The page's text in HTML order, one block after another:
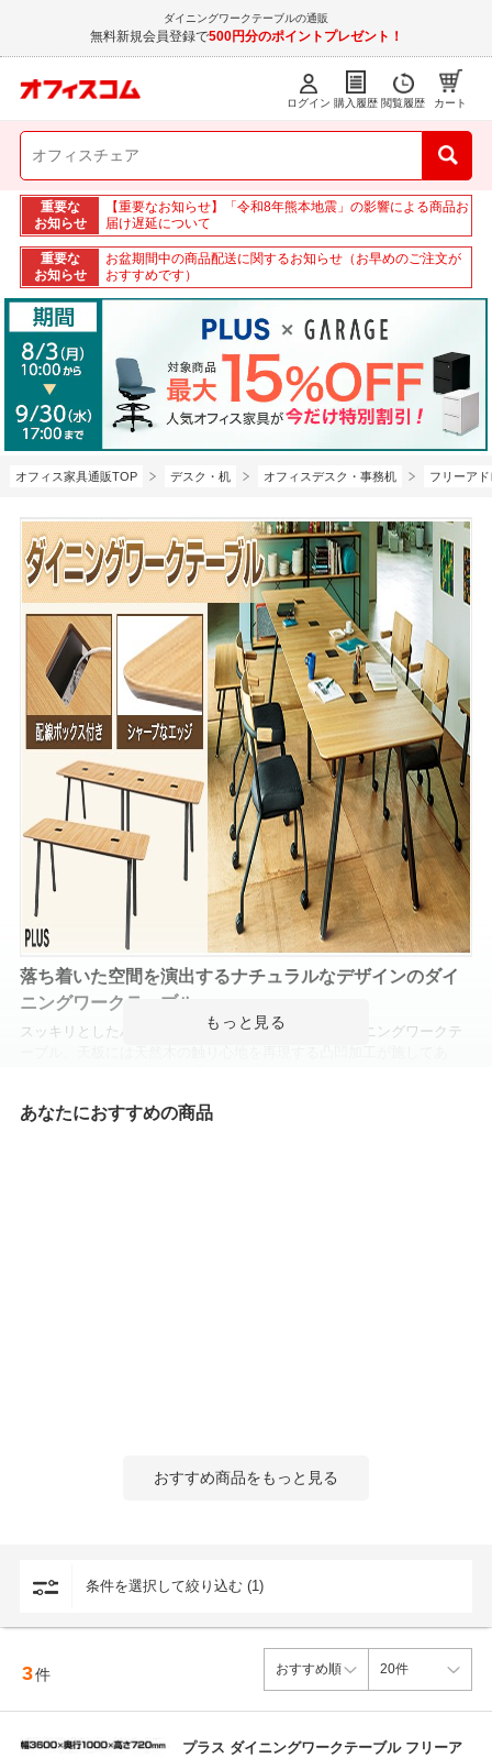
ダイニングワークテーブルの通販
無料新規会員登録で500円分のポイントプレゼント！
ログイン 購入履歴 閲覧履歴 カート
重要な
お知らせ
【重要なお知らせ】「令和8年熊本地震」の影響による商品お
届け遅延について
重要な
お知らせ
お盆期間中の商品配送に関するお知らせ（お早めのご注文が
おすすめです）
オフィス家具通販TOP デスク・机 オフィスデスク・事務机 フリーア
落ち着いた空間を演出するナチュラルなデザインのダイ
ニングワークテーブル
スッキリとしたハの字脚を採用した開放感のあるダイニングワークテ
らフリーアドレスまで、多目的に活用できます。
脚部はハの字型となっており、すっきりとした印象に。脚が邪魔にな
らないのでチェアやワゴンの移動もスムーズにできます。
あなたにおすすめの商品
おすすめ商品をもっと見る
条件を選択して絞り込む (1)
3件
プラス ダイニングワークテーブル フリーア